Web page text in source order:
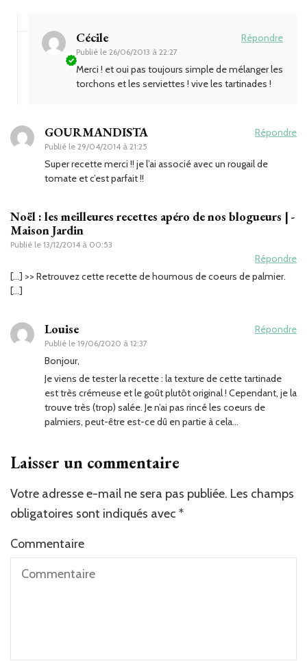
Cécile
Publié le 26/06/2013 à 22:27
Répondre
Merci ! et oui pas toujours simple de mélanger les
torchons et les serviettes ! vive les tartinades !
GOURMANDISTA
Publié le 29/04/2014 à 21:25
Répondre
Super recette merci !! je l’ai associé avec un rougail de
tomate et c’est parfait !!
Noël : les meilleures recettes apéro de nos blogueurs | -
Maison Jardin
Publié le 13/12/2014 à 00:53
Répondre
[…] >> Retrouvez cette recette de houmous de coeurs de palmier.
[…]
Louise
Publié le 19/06/2020 à 12:37
Répondre
Bonjour,
Je viens de tester la recette : la texture de cette tartinade
est très crémeuse et le goût plutôt original ! Cependant, je la
trouve très (trop) salée. Je n’ai pas rincé les coeurs de
palmiers, peut-être est-ce dû en partie à cela…
Laisser un commentaire
Votre adresse e-mail ne sera pas publiée. Les champs
obligatoires sont indiqués avec *
Commentaire